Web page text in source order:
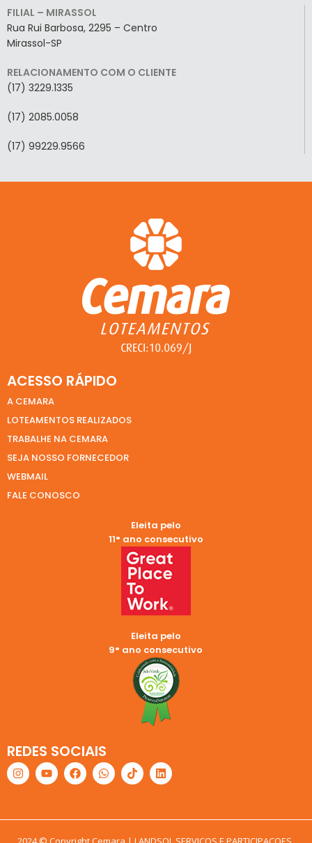
FILIAL – MIRASSOL
Rua Rui Barbosa, 2295 – Centro
Mirassol-SP
RELACIONAMENTO COM O CLIENTE
(17) 3229.1335
(17) 2085.0058
(17) 99229.9566
ACESSO RÁPIDO
A CEMARA
LOTEAMENTOS REALIZADOS
TRABALHE NA CEMARA
SEJA NOSSO FORNECEDOR
WEBMAIL
FALE CONOSCO
Eleita pelo
11° ano consecutivo
Eleita pelo
9° ano consecutivo
REDES SOCIAIS